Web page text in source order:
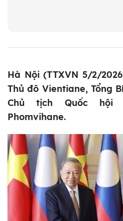
Hà Nội (TTXVN 5/2/
Thủ đô Vientiane, Tổng
Chủ tịch Quốc hội
Phomvihane.